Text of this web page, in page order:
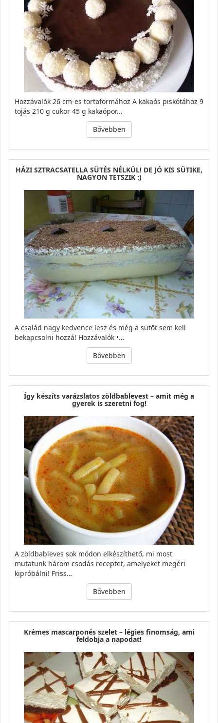
Hozzávalók 26 cm-es tortaformához A kakaós piskótához 9
tojás 210 g cukor 45 g kakaópor…
Bővebben
HÁZI SZTRACSATELLA SÜTÉS NÉLKÜL! DE JÓ KIS SÜTIKE,
NAGYON TETSZIK :)
A család nagy kedvence lesz és még a sütőt sem kell
bekapcsolni hozzá! Hozzávalók •…
Bővebben
Így készíts varázslatos zöldbablevest – amit még a
gyerek is szeretni fog!
A zöldbableves sok módon elkészíthető, mi most
mutatunk három csodás receptet, amelyeket megéri
kipróbálni! Friss…
Bővebben
Krémes mascarponés szelet – légies finomság, ami
feldobja a napodat!